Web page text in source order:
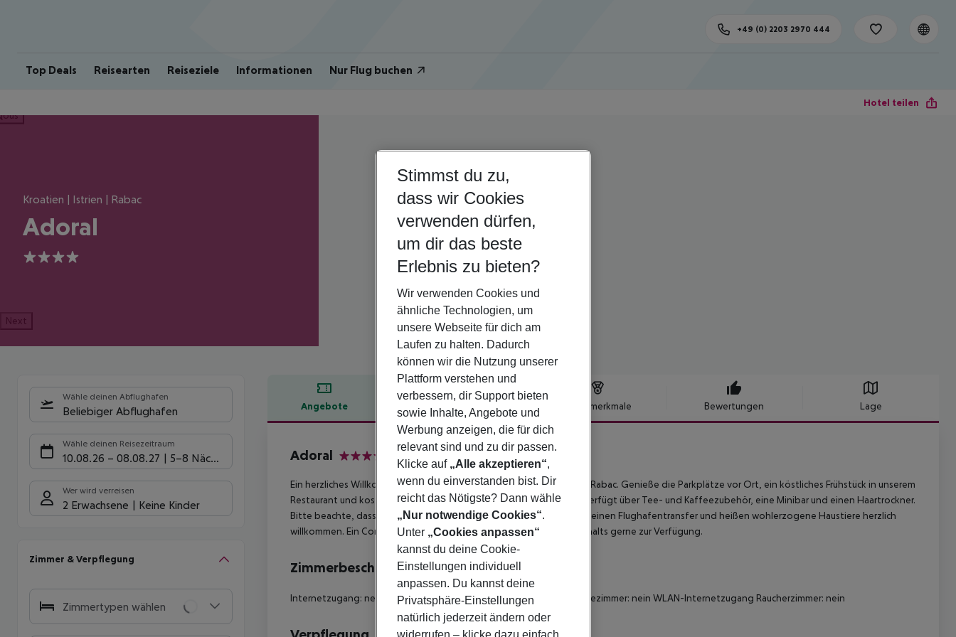
Top Deals Reisearten Reiseziele Informationen Nur Flug buchen
+49 (0) 2203 2970 444
Hotel teilen
Kroatien | Istrien | Rabac
Adoral
4
Next
Wähle deinen Abflughafen
Beliebiger Abflughafen
Wähle deinen Reisezeitraum
10.08.26 – 08.08.27 5-8 Nächte
Wer wird verreisen
2 Erwachsene Keine Kinder
Zimmer & Verpflegung
Zimmertypen wählen
Angebote Hotelbeschreibung Hotelmerkmale Bewertungen Lage
Hotelbeschreibung
Adoral
Ein herzliches Willkommen erwartet dich im 4-Sterne Adoral Hotel in Rabac. Genieße die Parkplätze vor Ort, ein köstliches Frühstück in unserem
Restaurant und kostenfreies WLAN in allen Zimmern. Jedes Zimmer verfügt über Tee- und Kaffeezubehör, eine Minibar und einen Haartrockner.
Bitte beachte, dass das Rauchen nicht gestattet ist. Wir bieten auch einen Flughafentransfer und heißen wohlerzogene Haustiere herzlich
willkommen. Ein Concierge-Service steht dir während deines Aufenthalts gerne zur Verfügung.
Zimmerbeschreibung
Internetzugang: nein Für Rollstühle geeignet: nein Barrierefreies Badezimmer: nein WLAN-Internetzugang Raucherzimmer: nein
Stimmst du zu,
dass wir Cookies
verwenden dürfen,
um dir das beste
Erlebnis zu bieten?
Wir verwenden Cookies und
ähnliche Technologien, um
unsere Webseite für dich am
Laufen zu halten. Dadurch
können wir die Nutzung unserer
Plattform verstehen und
verbessern, dir Support bieten
sowie Inhalte, Angebote und
Werbung anzeigen, die für dich
relevant sind und zu dir passen.
Klicke auf „Alle akzeptieren“,
wenn du einverstanden bist. Dir
reicht das Nötigste? Dann wähle
„Nur notwendige Cookies“.
Unter „Cookies anpassen“
kannst du deine Cookie-
Einstellungen individuell
anpassen. Du kannst deine
Privatsphäre-Einstellungen
natürlich jederzeit ändern oder
widerrufen – klicke dazu einfach